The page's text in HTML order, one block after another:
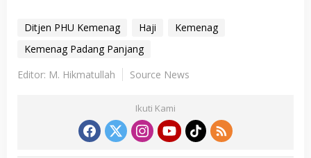
Ditjen PHU Kemenag Haji
Kemenag
Kemenag Padang Panjang
Editor: M. Hikmatullah
Source News
Ikuti Kami